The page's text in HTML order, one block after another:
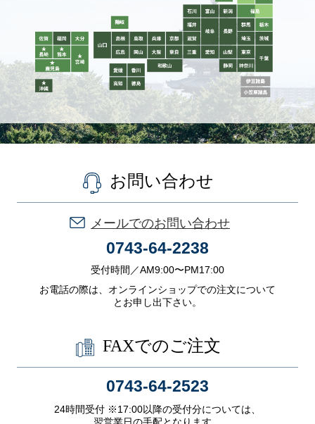
お問い合わせ
メールでのお問い合わせ
0743-64-2238
受付時間／AM9:00〜PM17:00
お電話の際は、オンラインショップでの注文について
とお申し出下さい。
FAXでのご注文
0743-64-2523
24時間受付 ※17:00以降の受付分については、